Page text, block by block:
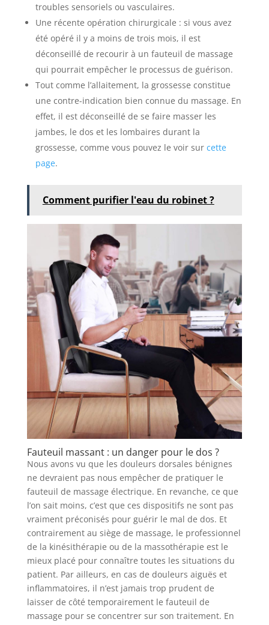
troubles sensoriels ou vasculaires.
Une récente opération chirurgicale : si vous avez
été opéré il y a moins de trois mois, il est
déconseillé de recourir à un fauteuil de massage
qui pourrait empêcher le processus de guérison.
Tout comme l’allaitement, la grossesse constitue
une contre-indication bien connue du massage. En
effet, il est déconseillé de se faire masser les
jambes, le dos et les lombaires durant la
grossesse, comme vous pouvez le voir sur cette
page.
Comment purifier l'eau du robinet ?
Fauteuil massant : un danger pour le dos ?
Nous avons vu que les douleurs dorsales bénignes
ne devraient pas nous empêcher de pratiquer le
fauteuil de massage électrique. En revanche, ce que
l’on sait moins, c’est que ces dispositifs ne sont pas
vraiment préconisés pour guérir le mal de dos. Et
contrairement au siège de massage, le professionnel
de la kinésithérapie ou de la massothérapie est le
mieux placé pour connaître toutes les situations du
patient. Par ailleurs, en cas de douleurs aiguës et
inflammatoires, il n’est jamais trop prudent de
laisser de côté temporairement le fauteuil de
massage pour se concentrer sur son traitement. En